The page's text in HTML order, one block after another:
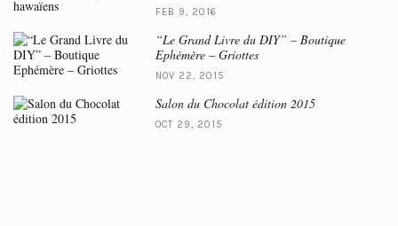
FEB 9, 2016
“Le Grand Livre du DIY” – Boutique
Ephémère – Griottes
NOV 22, 2015
Salon du Chocolat édition 2015
OCT 29, 2015